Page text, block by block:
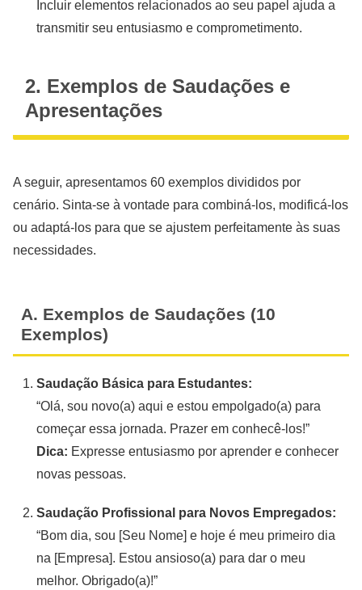
Incluir elementos relacionados ao seu papel ajuda a
transmitir seu entusiasmo e comprometimento.
2. Exemplos de Saudações e
Apresentações
A seguir, apresentamos 60 exemplos divididos por
cenário. Sinta-se à vontade para combiná-los, modificá-los
ou adaptá-los para que se ajustem perfeitamente às suas
necessidades.
A. Exemplos de Saudações (10
Exemplos)
Saudação Básica para Estudantes:
“Olá, sou novo(a) aqui e estou empolgado(a) para
começar essa jornada. Prazer em conhecê-los!”
Dica: Expresse entusiasmo por aprender e conhecer
novas pessoas.
Saudação Profissional para Novos Empregados:
“Bom dia, sou [Seu Nome] e hoje é meu primeiro dia
na [Empresa]. Estou ansioso(a) para dar o meu
melhor. Obrigado(a)!”